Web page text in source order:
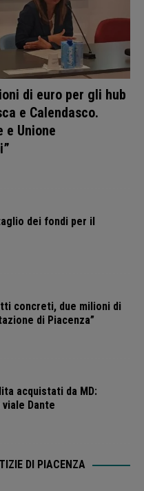
di euro per gli hub
e Calendasco.
e Unione
dei fondi per il
concreti, due milioni di
di Piacenza”
acquistati da MD:
Dante
DI PIACENZA